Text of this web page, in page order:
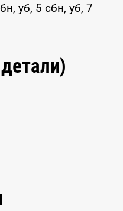
уб, 5 сбн, уб, 7